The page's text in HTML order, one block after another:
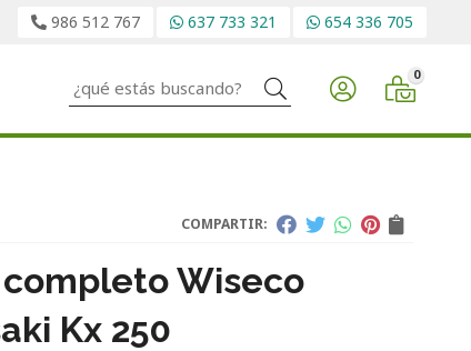
986 512 767 637 733 321 654 336 705
Buscar 0
COMPARTIR:
Wiseco
Kx 250